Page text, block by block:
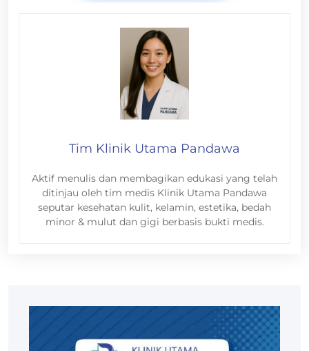
Tim Klinik Utama Pandawa
Aktif menulis dan membagikan edukasi yang telah
ditinjau oleh tim medis Klinik Utama Pandawa
seputar kesehatan kulit, kelamin, estetika, bedah
minor & mulut dan gigi berbasis bukti medis.